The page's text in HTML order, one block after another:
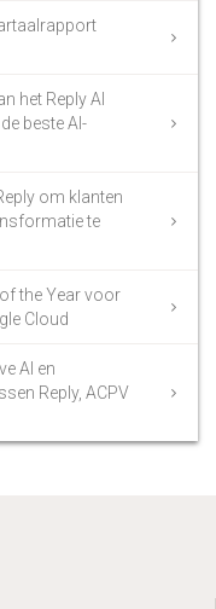
het Reply AI
beste AI-
om klanten
te
the Year voor
Cloud
AI en
Reply, ACPV